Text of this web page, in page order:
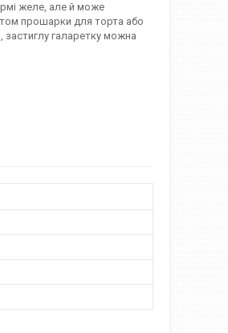
желе, але й може
прошарки для торта або
застиглу галаретку можна